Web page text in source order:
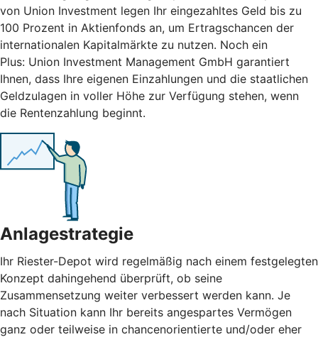
von Union Investment legen Ihr eingezahltes Geld bis zu
100 Prozent in Aktienfonds an, um Ertragschancen der
internationalen Kapitalmärkte zu nutzen. Noch ein
Plus: Union Investment Management GmbH garantiert
Ihnen, dass Ihre eigenen Einzahlungen und die staatlichen
Geldzulagen in voller Höhe zur Verfügung stehen, wenn
die Rentenzahlung beginnt.
Anlagestrategie
Ihr Riester-Depot wird regelmäßig nach einem festgelegten
Konzept dahingehend überprüft, ob seine
Zusammensetzung weiter verbessert werden kann. Je
nach Situation kann Ihr bereits angespartes Vermögen
ganz oder teilweise in chancenorientierte und/oder eher